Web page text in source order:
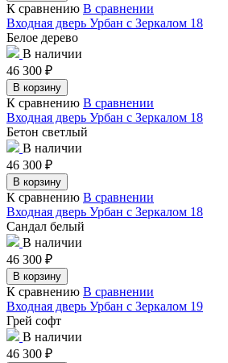
К сравнению В сравнении
Входная дверь Урбан с Зеркалом 18
Белое дерево
В наличии
46 300 ₽
В корзину
К сравнению В сравнении
Входная дверь Урбан с Зеркалом 18
Бетон светлый
В наличии
46 300 ₽
В корзину
К сравнению В сравнении
Входная дверь Урбан с Зеркалом 18
Сандал белый
В наличии
46 300 ₽
В корзину
К сравнению В сравнении
Входная дверь Урбан с Зеркалом 19
Грей софт
В наличии
46 300 ₽